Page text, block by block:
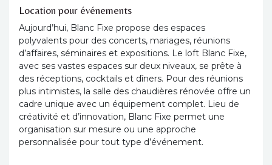
Location pour événements
Aujourd’hui, Blanc Fixe propose des espaces
polyvalents pour des concerts, mariages, réunions
d’affaires, séminaires et expositions. Le loft Blanc Fixe,
avec ses vastes espaces sur deux niveaux, se prête à
des réceptions, cocktails et dîners. Pour des réunions
plus intimistes, la salle des chaudières rénovée offre un
cadre unique avec un équipement complet. Lieu de
créativité et d’innovation, Blanc Fixe permet une
organisation sur mesure ou une approche
personnalisée pour tout type d’événement.